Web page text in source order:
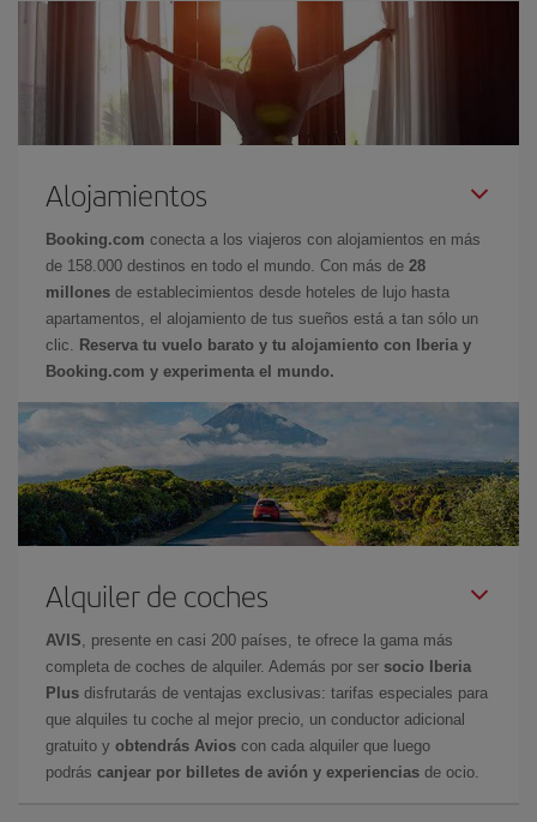
Alojamientos
Booking.com conecta a los viajeros con alojamientos en más
de 158.000 destinos en todo el mundo. Con más de 28
millones de establecimientos desde hoteles de lujo hasta
apartamentos, el alojamiento de tus sueños está a tan sólo un
clic.
Reserva tu vuelo barato y tu alojamiento con Iberia y
Booking.com y experimenta el mundo.
Alquiler de coches
AVIS , presente en casi 200 países, te ofrece la gama más
completa de coches de alquiler. Además por ser socio Iberia
Plus disfrutarás de ventajas exclusivas: tarifas especiales para
que alquiles tu coche al mejor precio, un conductor adicional
gratuito y obtendrás Avios con cada alquiler que luego
podrás canjear por billetes de avión y experiencias de ocio.